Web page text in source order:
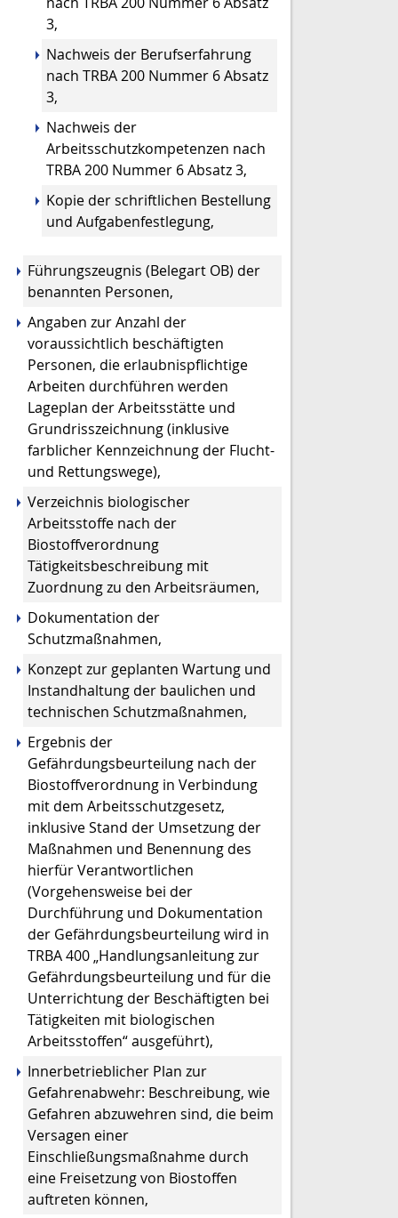
3,
Nachweis der Berufserfahrung
nach TRBA 200 Nummer 6 Absatz
3,
Nachweis der
Arbeitsschutzkompetenzen nach
TRBA 200 Nummer 6 Absatz 3,
Kopie der schriftlichen Bestellung
und Aufgabenfestlegung,
Führungszeugnis (Belegart OB) der
benannten Personen,
Angaben zur Anzahl der
voraussichtlich beschäftigten
Personen, die erlaubnispflichtige
Arbeiten durchführen werden
Lageplan der Arbeitsstätte und
Grundrisszeichnung (inklusive
farblicher Kennzeichnung der Flucht-
und Rettungswege),
Verzeichnis biologischer
Arbeitsstoffe nach der
Biostoffverordnung
Tätigkeitsbeschreibung mit
Zuordnung zu den Arbeitsräumen,
Dokumentation der
Schutzmaßnahmen,
Konzept zur geplanten Wartung und
Instandhaltung der baulichen und
technischen Schutzmaßnahmen,
Ergebnis der
Gefährdungsbeurteilung nach der
Biostoffverordnung in Verbindung
mit dem Arbeitsschutzgesetz,
inklusive Stand der Umsetzung der
Maßnahmen und Benennung des
hierfür Verantwortlichen
(Vorgehensweise bei der
Durchführung und Dokumentation
der Gefährdungsbeurteilung wird in
TRBA 400 „Handlungsanleitung zur
Gefährdungsbeurteilung und für die
Unterrichtung der Beschäftigten bei
Tätigkeiten mit biologischen
Arbeitsstoffen“ ausgeführt),
Innerbetrieblicher Plan zur
Gefahrenabwehr: Beschreibung, wie
Gefahren abzuwehren sind, die beim
Versagen einer
Einschließungsmaßnahme durch
eine Freisetzung von Biostoffen
auftreten können,